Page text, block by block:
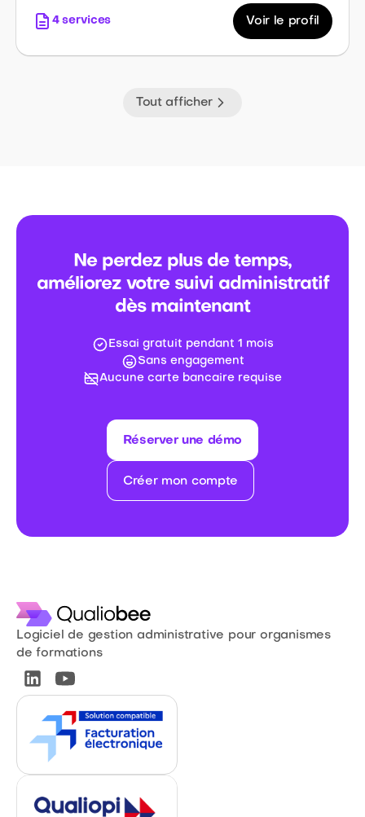
4services Voir le profil
Tout afficher
Ne perdez plus de temps,
améliorez votre suivi administratif
dès maintenant
Essai gratuit pendant 1 mois
Sans engagement
Aucune carte bancaire requise
Réserver une démo
Créer mon compte
Logiciel de gestion administrative pour organismes
de formations